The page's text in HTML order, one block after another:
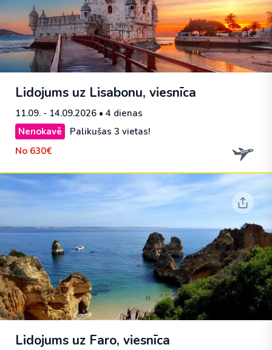
Lidojums uz Lisabonu, viesnīca
11.09. - 14.09.2026 • 4 dienas
Nenokavē
Palikušas 3 vietas!
No 630€
Lidojums uz Faro, viesnīca